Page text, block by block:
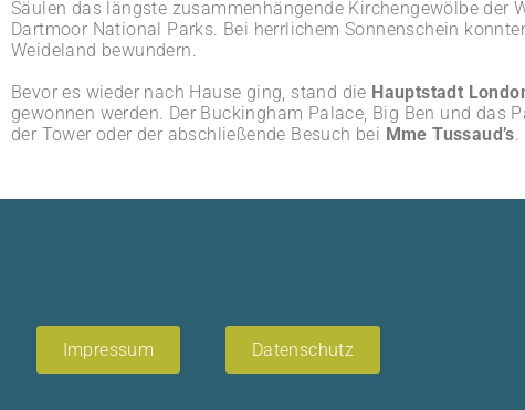
Säulen das längste zusammenhängende Kirchengewölbe der
Dartmoor National Parks. Bei herrlichem Sonnenschein
Weideland bewundern.
Bevor es wieder nach Hause ging, stand die Hauptstadt
gewonnen werden. Der Buckingham Palace, Big Ben und
der Tower oder der abschließende Besuch bei Mme Tussaud’s
Impressum Datenschutz